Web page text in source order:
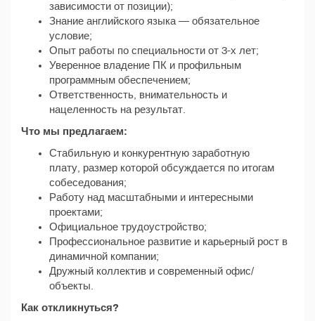
зависимости от позиции);
Знание английского языка — обязательное
условие;
Опыт работы по специальности от 3-х лет;
Уверенное владение ПК и профильным
программным обеспечением;
Ответственность, внимательность и
нацеленность на результат.
Что мы предлагаем:
Стабильную и конкурентную заработную
плату, размер которой обсуждается по итогам
собеседования;
Работу над масштабными и интересными
проектами;
Официальное трудоустройство;
Профессиональное развитие и карьерный рост в
динамичной компании;
Дружный коллектив и современный офис/
объекты.
Как откликнуться?